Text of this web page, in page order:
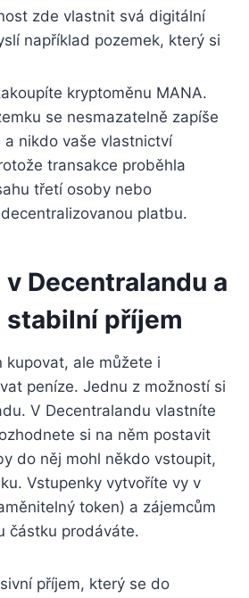
zde vlastnit svá digitální
například pozemek, který si
kryptoměnu MANA.
se nesmazatelně zapíše
nikdo vaše vlastnictví
transakce proběhla
třetí osoby nebo
platbu.
Decentralandu a
příjem
kupovat, ale můžete i
peníze. Jednu z možností si
V Decentralandu vlastníte
si na něm postavit
do něj mohl někdo vstoupit,
Vstupenky vytvoříte vy v
token) a zájemcům
částku prodáváte.
příjem, který se do